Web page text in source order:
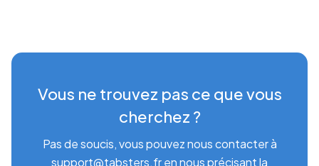
Vous ne trouvez pas ce que vous
cherchez ?
Pas de soucis, vous pouvez nous contacter à
support@tabsters.fr en nous précisant la